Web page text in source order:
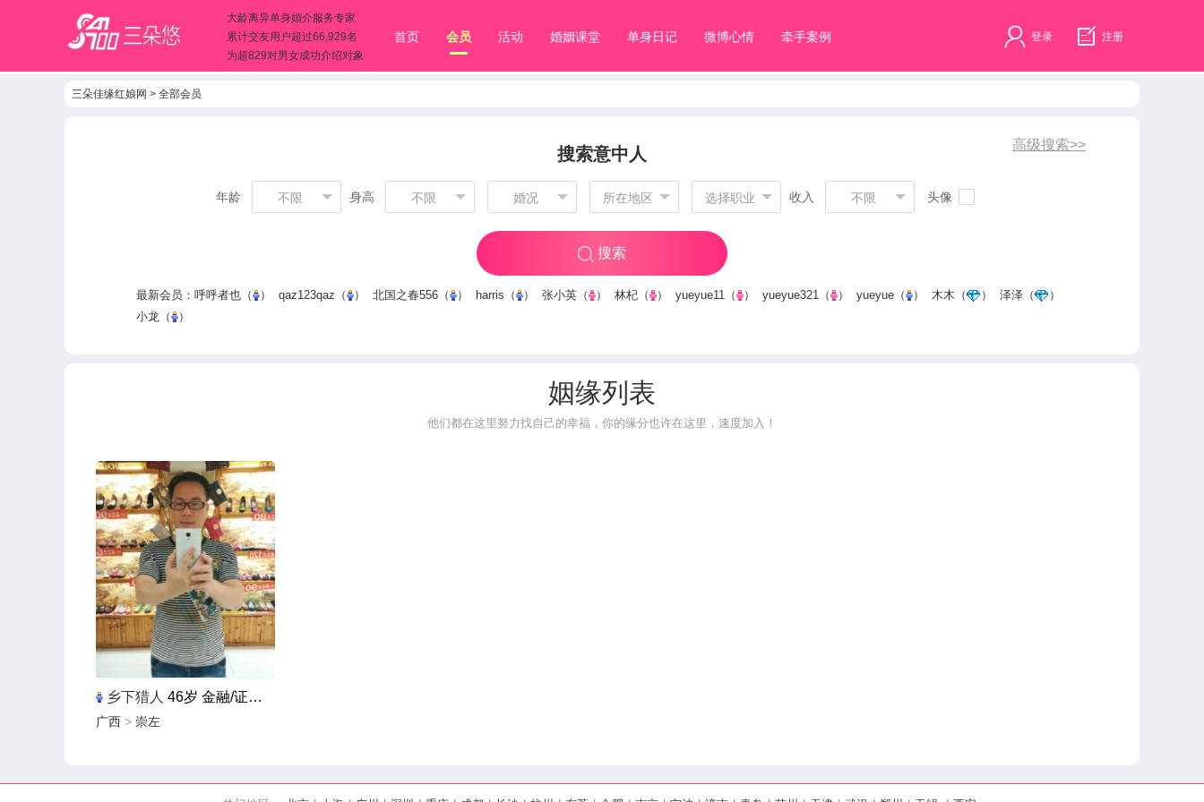
大龄离异单身婚介服务专家
累计交友用户超过66,929名
为超829对男女成功介绍对象
首页 会员 活动 婚姻课堂 单身日记 微博心情 牵手案例 登录 注册
三朵佳缘红娘网 > 全部会员
搜索意中人
年龄 不限 身高 不限 婚况 所在地区 选择职业 收入 不限 头像
搜索
最新会员： 呼呼者也 （ ） qaz123qaz （ ） 北国之春556 （ ） harris （ ） 张小英 （ ） 林杞 （ ） yueyue11 （ ） yueyue321 （ ） yueyue （ ） 木木 （ ） 泽泽 （
）
小龙 （ ）
姻缘列表
他们都在这里努力找自己的幸福，你的缘分也许在这里，速度加入！
乡下猎人 46岁 金融/证券/投资
广西 > 崇左